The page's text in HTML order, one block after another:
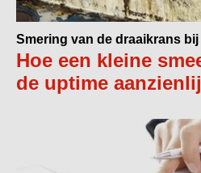
Smering van de draaikrans
Hoe een kleine
de uptime